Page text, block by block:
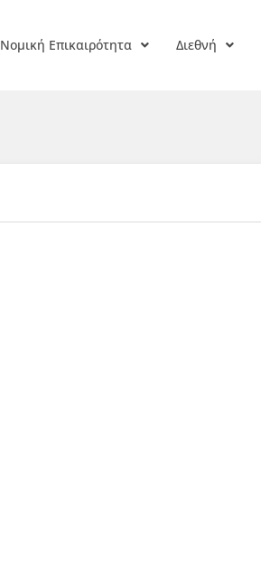
Νομική Επικαιρότητα Διεθνή